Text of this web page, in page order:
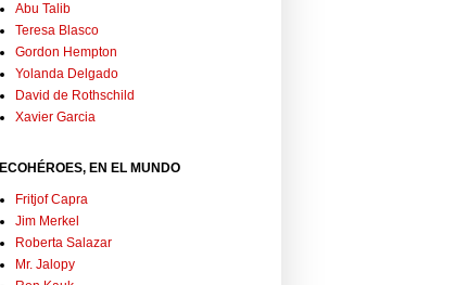
Abu Talib
Teresa Blasco
Gordon Hempton
Yolanda Delgado
David de Rothschild
Xavier Garcia
ECOHÉROES, EN EL MUNDO
Fritjof Capra
Jim Merkel
Roberta Salazar
Mr. Jalopy